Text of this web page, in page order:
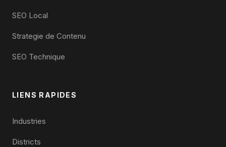
SEO Local
Strategie de Contenu
SEO Technique
LIENS RAPIDES
Industries
Districts